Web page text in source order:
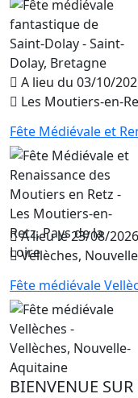
A lieu du 03/10/
Les Moutiers-en-
Fête Médiévale et
A lieu le 23/08/2026
Vellèches,
Fête médiévale
BIENVENUE